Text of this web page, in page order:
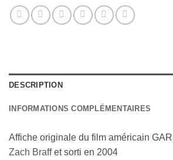
DESCRIPTION
INFORMATIONS COMPLÉMENTAIRES
Affiche originale du film américain
Zach Braffet sorti en 2004